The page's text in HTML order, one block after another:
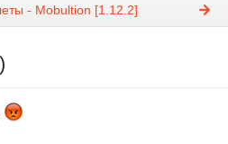
- Mobultion [1.12.2]